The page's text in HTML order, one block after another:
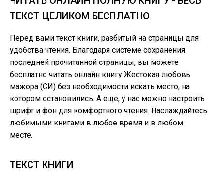
ТЕКСТ ЦЕЛИКОМ БЕСПЛАТНО
Перед вами текст книги, разбитый на страницы для
удобства чтения. Благодаря системе сохранения
последней прочитанной страницы, вы можете
бесплатно читать онлайн книгу Жестокая любовь
мажора (СИ) без необходимости искать место, на
котором остановились. А еще, у нас можно настроить
шрифт и фон для комфортного чтения. Наслаждайтесь
любимыми книгами в любое время и в любом
месте.
ТЕКСТ КНИГИ